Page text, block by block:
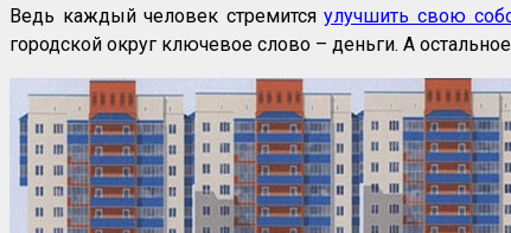
Ведь каждый человек стремитсяулучшить свою
городской округ ключевое слово – деньги. А